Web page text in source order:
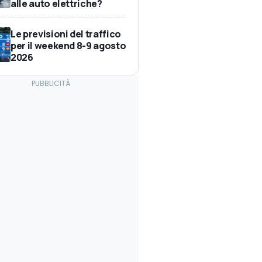
alle auto elettriche?
Le previsioni del traffico
per il weekend 8-9 agosto
2026